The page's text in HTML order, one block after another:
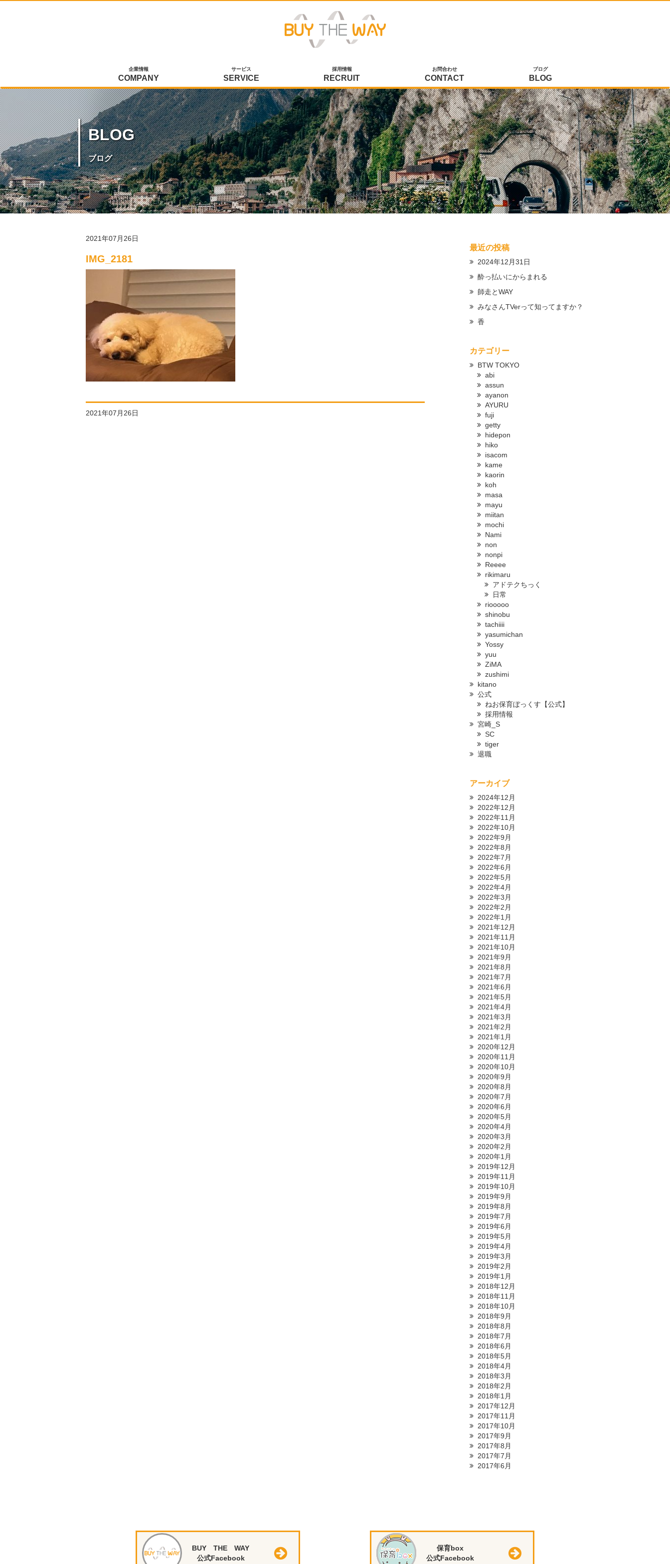
企業情報
COMPANY
サービス
SERVICE
採用情報
RECRUIT
お問合わせ
CONTACT
ブログ
BLOG
BLOG
ブログ
2021年07月26日
IMG_2181
2021年07月26日
最近の投稿
2024年12月31日
酔っ払いにからまれる
師走とWAY
みなさんTVerって知ってますか？
香
カテゴリー
BTW TOKYO
abi
assun
ayanon
AYURU
fuji
getty
hidepon
hiko
isacom
kame
kaorin
koh
masa
mayu
miitan
mochi
Nami
non
nonpi
Reeee
rikimaru
アドテクちっく
日常
riooooo
shinobu
tachiiii
yasumichan
Yossy
yuu
ZiMA
zushimi
kitano
公式
ねお保育ぼっくす【公式】
採用情報
宮崎_S
SC
tiger
退職
アーカイブ
2024年12月
2022年12月
2022年11月
2022年10月
2022年9月
2022年8月
2022年7月
2022年6月
2022年5月
2022年4月
2022年3月
2022年2月
2022年1月
2021年12月
2021年11月
2021年10月
2021年9月
2021年8月
2021年7月
2021年6月
2021年5月
2021年4月
2021年3月
2021年2月
2021年1月
2020年12月
2020年11月
2020年10月
2020年9月
2020年8月
2020年7月
2020年6月
2020年5月
2020年4月
2020年3月
2020年2月
2020年1月
2019年12月
2019年11月
2019年10月
2019年9月
2019年8月
2019年7月
2019年6月
2019年5月
2019年4月
2019年3月
2019年2月
2019年1月
2018年12月
2018年11月
2018年10月
2018年9月
2018年8月
2018年7月
2018年6月
2018年5月
2018年4月
2018年3月
2018年2月
2018年1月
2017年12月
2017年11月
2017年10月
2017年9月
2017年8月
2017年7月
2017年6月
BUY THE WAY
公式Facebook
保育box
公式Facebook